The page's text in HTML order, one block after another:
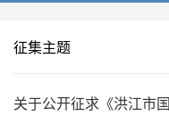
征集主题
关于公开征求《洪江市